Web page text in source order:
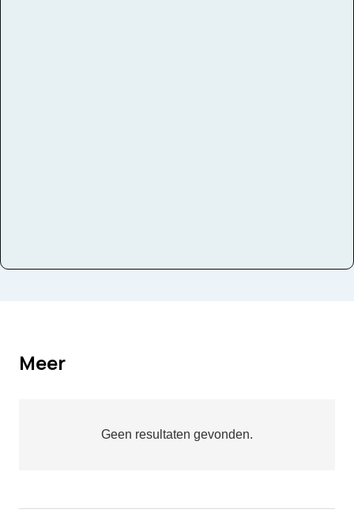
Meer
Geen resultaten gevonden.